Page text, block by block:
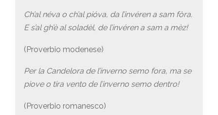
Ch’al néva o ch’al pióva, da l’invéren a sam fòra.
E s’al gh’è al soladèl, de l’invéren a sam a mèz!
(Proverbio modenese)
Per la Candelora de l’inverno semo fora, ma se
piove o tira vento de l’inverno semo dentro!
(Proverbio romanesco)